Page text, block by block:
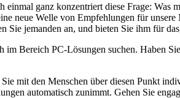
ganz konzentriert diese Frage: Was
neue Welle von Empfehlungen für
jemanden an, und bieten Sie ihm für
Bereich PC-Lösungen suchen. Haben
mit den Menschen über diesen Punkt
automatisch zunimmt. Gehen Sie